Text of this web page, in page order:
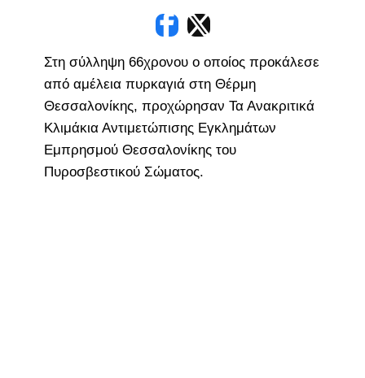
Στη σύλληψη 66χρονου ο οποίος προκάλεσε
από αμέλεια πυρκαγιά στη Θέρμη
Θεσσαλονίκης, προχώρησαν Τα Ανακριτικά
Κλιμάκια Αντιμετώπισης Εγκλημάτων
Εμπρησμού Θεσσαλονίκης του
Πυροσβεστικού Σώματος.